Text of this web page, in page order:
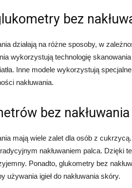
bez
działają na różne sposoby, w
wykorzystują technologię
Inne modele wykorzystują
nakłuwania.
bez nakłuwania
mają wiele zalet dla osób z
nakłuwaniem palca. Dzięki
Ponadto, glukometry bez
używania igieł do nakłuwania skóry.